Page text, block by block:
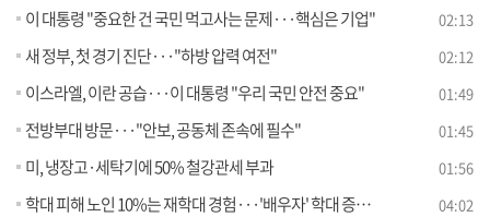
이 대통령 "중요한 건 국민 먹고사는 문제···핵심은 기업" 02:13
새 정부, 첫 경기 진단···"하방 압력 여전" 02:12
이스라엘, 이란 공습···이 대통령 "우리 국민 안전 중요" 01:49
전방부대 방문···"안보, 공동체 존속에 필수" 01:45
미, 냉장고·세탁기에 50% 철강관세 부과 01:56
학대 피해 노인 10%는 재학대 경험···'배우자' 학대 증가 [뉴스의 맥] 04:02